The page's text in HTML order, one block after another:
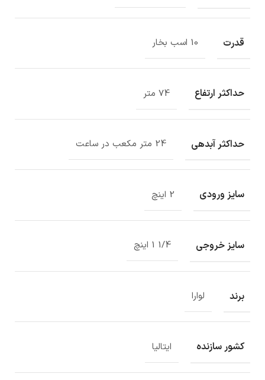
قدرت 10 اسب بخار
حداکثر ارتفاع 74 متر
حداکثر آبدهی 24 متر مکعب در ساعت
سایز ورودی 2 اینچ
سایز خروجی 1/4 1 اینچ
برند لوارا
کشور سازنده ایتالیا